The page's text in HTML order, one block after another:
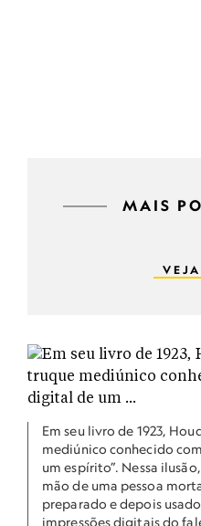
MAIS
Em seu livro de 1923,
mediúnico conhecido
um espírito”. Nessa
mão de uma pessoa
preparado e depois
impressões digitais do